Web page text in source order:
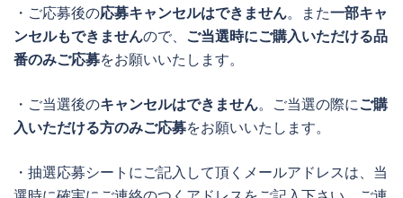
・ご応募後の応募キャンセルはできません。また一部キャ
ンセルもできませんので、 ご当選時にご購入いただける品
番のみご応募をお願いいたします。
・ご当選後のキャンセルはできません。ご当選の際にご購
入いただける方のみご応募をお願いいたします。
・抽選応募シートにご記入して頂くメールアドレスは、当